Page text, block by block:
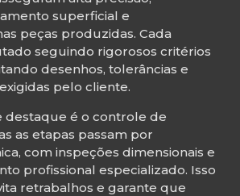
superficial e
peças produzidas. Cada
seguindo rigorosos critérios
desenhos, tolerâncias e
pelo cliente.
destaque é o controle de
as etapas passam por
com inspeções dimensionais e
profissional especializado. Isso
retrabalhos e garante que